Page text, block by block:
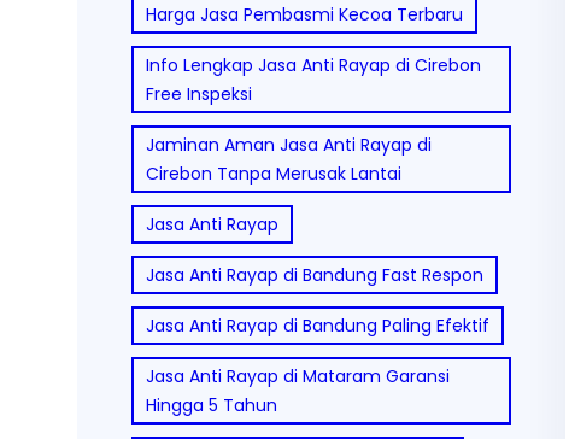
Harga Jasa Pembasmi Kecoa Terbaru
Info Lengkap Jasa Anti Rayap di Cirebon
Free Inspeksi
Jaminan Aman Jasa Anti Rayap di
Cirebon Tanpa Merusak Lantai
Jasa Anti Rayap
Jasa Anti Rayap di Bandung Fast Respon
Jasa Anti Rayap di Bandung Paling Efektif
Jasa Anti Rayap di Mataram Garansi
Hingga 5 Tahun